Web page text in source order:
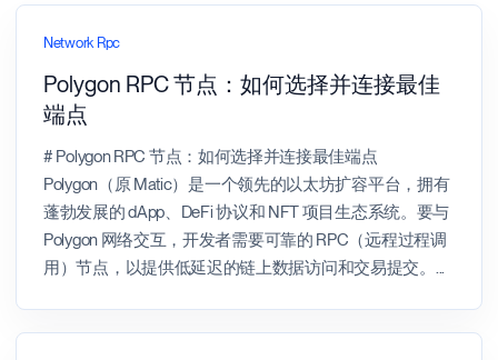
Network Rpc
Polygon RPC 节点：如何选择并连接最佳
端点
# Polygon RPC 节点：如何选择并连接最佳端点
Polygon（原 Matic）是一个领先的以太坊扩容平台，拥有
蓬勃发展的 dApp、DeFi 协议和 NFT 项目生态系统。要与
Polygon 网络交互，开发者需要可靠的 RPC（远程过程调
用）节点，以提供低延迟的链上数据访问和交易提交。 ...